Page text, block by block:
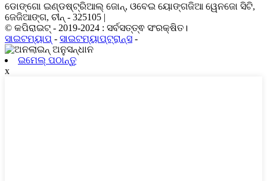
ଡୋଙ୍ଗୋ ଇଣ୍ଡଷ୍ଟ୍ରିଆଲ୍ ଜୋନ୍, ଓବେଇ ୟୋଙ୍ଗଜିଆ ୱେନଜୋ ସିଟି,
ଜେଜିଆଙ୍ଗ, ଚୀନ୍ - 325105 |
© କପିରାଇଟ୍ - 2019-2024 : ସର୍ବସତ୍ତ୍ଵ ସଂରକ୍ଷିତ।
ସାଇଟମ୍ୟାପ୍ - ସାଇଟମ୍ୟାପ୍‍ଟ୍ରାନ୍ସ -
ଇମେଲ୍ ପଠାନ୍ତୁ
x